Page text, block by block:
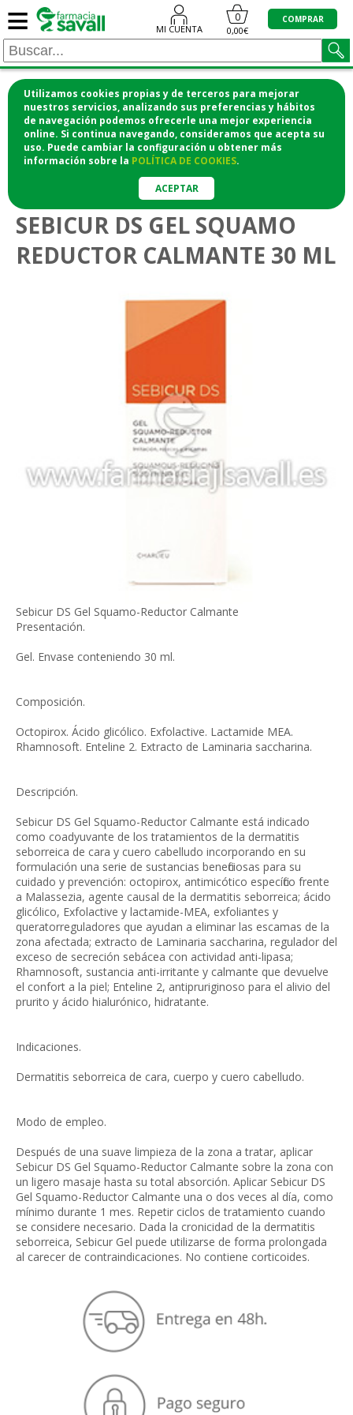
Utilizamos cookies propias y de terceros para mejorar
nuestros servicios, analizando sus preferencias y hábitos
de navegación podemos ofrecerle una mejor experiencia
online. Si continua navegando, consideramos que acepta su
uso. Puede cambiar la configuración u obtener más
información sobre la POLÍTICA DE COOKIES.
ACEPTAR
≡ MI CUENTA
0
0,00€
COMPRAR
¡COMPRA CÓMODAMENTE DESDE CASA Y RECOGE
EN LA FARMACIA!
o si lo prefieres te lo mandamos a casa
Cosmética facial >
SEBICUR DS GEL SQUAMO
REDUCTOR CALMANTE 30 ML
Sebicur DS Gel Squamo-Reductor Calmante
Presentación.
Gel. Envase conteniendo 30 ml.
Composición.
Octopirox. Ácido glicólico. Exfolactive. Lactamide MEA.
Rhamnosoft. Enteline 2. Extracto de Laminaria saccharina.
Descripción.
Sebicur DS Gel Squamo-Reductor Calmante está indicado
como coadyuvante de los tratamientos de la dermatitis
seborreica de cara y cuero cabelludo incorporando en su
formulación una serie de sus­tancias beneficiosas para su
cuidado y prevención: octopirox, antimicótico específico frente
a Malassezia, agente causal de la dermatitis seborreica; ácido
glicólico, Exfolactive y lactamide-MEA, exfoliantes y
queratorreguladores que ayudan a eliminar las escamas de la
zona afectada; extracto de Laminaria saccharina, regulador del
exceso de secreción sebácea con actividad anti-lipasa;
Rhamnosoft, sustancia anti-irritante y calmante que devuelve
el confort a la piel; Enteline 2, antipruriginoso para el alivio del
prurito y ácido hialurónico, hidratante.
Indicaciones.
Dermatitis seborreica de cara, cuerpo y cuero cabelludo.
Modo de empleo.
Después de una suave limpieza de la zona a tratar, aplicar
Sebicur DS Gel Squamo-Reductor Calmante sobre la zona con
un ligero masaje hasta su total absorción. Aplicar Sebicur DS
Gel Squamo-Reductor Calmante una o dos veces al día, como
mínimo durante 1 mes. Repetir ciclos de tratamiento cuando
se considere necesario. Dada la cronicidad de la derma­titis
seborreica, Sebicur Gel puede utilizarse de forma prolongada
al carecer de contraindicaciones. No contiene corticoides.